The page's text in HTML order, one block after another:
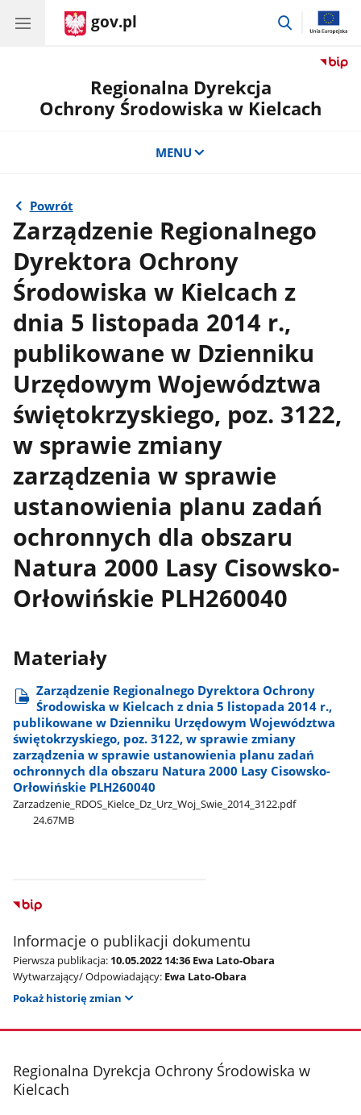
gov.pl
przejdź
Regionalna Dyrekcja
Ochrony Środowiska w Kielcach
MENU
Powrót
Zarządzenie Regionalnego
Dyrektora Ochrony
Środowiska w Kielcach z
dnia 5 listopada 2014 r.,
publikowane w Dzienniku
Urzędowym Województwa
świętokrzyskiego, poz. 3122,
w sprawie zmiany
zarządzenia w sprawie
ustanowienia planu zadań
ochronnych dla obszaru
Natura 2000 Lasy Cisowsko-
Orłowińskie PLH260040
Materiały
Zarządzenie Regionalnego Dyrektora Ochrony
Środowiska w Kielcach z dnia 5 listopada 2014 r.,
publikowane w Dzienniku Urzędowym Województwa
świętokrzyskiego, poz. 3122, w sprawie zmiany
zarządzenia w sprawie ustanowienia planu zadań
ochronnych dla obszaru Natura 2000 Lasy Cisowsko-
Orłowińskie PLH260040
Zarzadzenie​_RDOS​_Kielce​_Dz​_Urz​_Woj​_Swie​_2014​_3122.pdf
24.67MB
Informacje o publikacji dokumentu
Pierwsza publikacja: 10.05.2022 14:36 Ewa Lato-Obara
Wytwarzający/ Odpowiadający: Ewa Lato-Obara
Pokaż historię zmian
stopka
Regionalna Dyrekcja Ochrony Środowiska w
Kielcach